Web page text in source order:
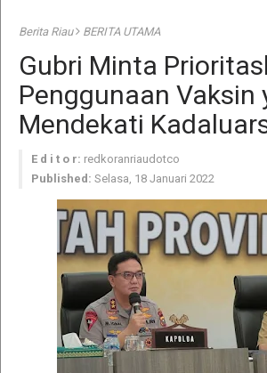
Berita Riau BERITA UTAMA
Gubri Minta
Penggunaan Vaksin
Mendekati
E d i t o r: redkoranriaudotco
Published: Selasa, 18 Januari 2022